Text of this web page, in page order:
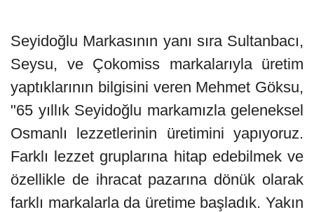
Seyidoğlu Markasının yanı sıra Sultanbacı,
Seysu, ve Çokomiss markalarıyla üretim
yaptıklarının bilgisini veren Mehmet Göksu,
"65 yıllık Seyidoğlu markamızla geleneksel
Osmanlı lezzetlerinin üretimini yapıyoruz.
Farklı lezzet gruplarına hitap edebilmek ve
özellikle de ihracat pazarına dönük olarak
farklı markalarla da üretime başladık. Yakın